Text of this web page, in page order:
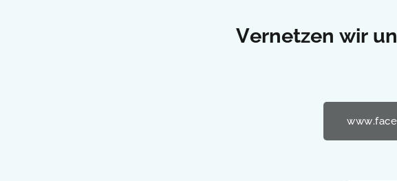
Vernetzen wir